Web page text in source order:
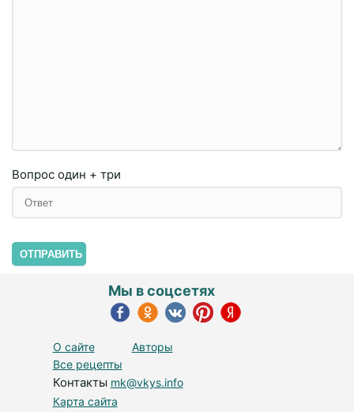
Вопрос один + три
ОТПРАВИТЬ
О сайте
Авторы
Все рецепты
Контакты mk@vkys.info
Карта сайта
Мы в соцсетях